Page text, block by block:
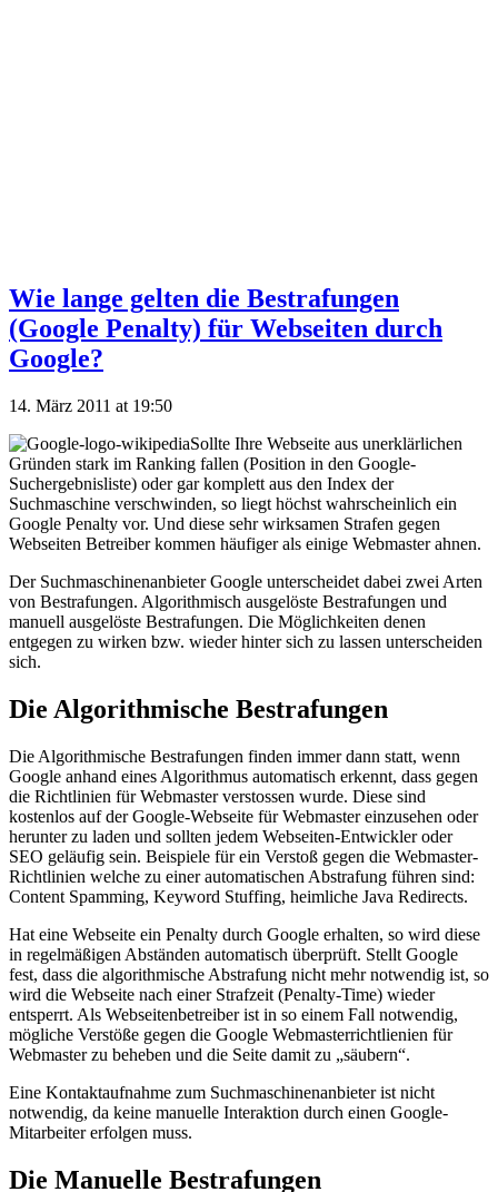
Wie lange gelten die Bestrafungen
(Google Penalty) für Webseiten durch
Google?
14. März 2011 at 19:50
Sollte Ihre Webseite aus unerklärlichen
Gründen stark im Ranking fallen (Position in den Google-
Suchergebnisliste) oder gar komplett aus den Index der
Suchmaschine verschwinden, so liegt höchst wahrscheinlich ein
Google Penalty vor. Und diese sehr wirksamen Strafen gegen
Webseiten Betreiber kommen häufiger als einige Webmaster ahnen.
Der Suchmaschinenanbieter Google unterscheidet dabei zwei Arten
von Bestrafungen. Algorithmisch ausgelöste Bestrafungen und
manuell ausgelöste Bestrafungen. Die Möglichkeiten denen
entgegen zu wirken bzw. wieder hinter sich zu lassen unterscheiden
sich.
Die Algorithmische Bestrafungen
Die Algorithmische Bestrafungen finden immer dann statt, wenn
Google anhand eines Algorithmus automatisch erkennt, dass gegen
die Richtlinien für Webmaster verstossen wurde. Diese sind
kostenlos auf der Google-Webseite für Webmaster einzusehen oder
herunter zu laden und sollten jedem Webseiten-Entwickler oder
SEO geläufig sein. Beispiele für ein Verstoß gegen die Webmaster-
Richtlinien welche zu einer automatischen Abstrafung führen sind:
Content Spamming, Keyword Stuffing, heimliche Java Redirects.
Hat eine Webseite ein Penalty durch Google erhalten, so wird diese
in regelmäßigen Abständen automatisch überprüft. Stellt Google
fest, dass die algorithmische Abstrafung nicht mehr notwendig ist, so
wird die Webseite nach einer Strafzeit (Penalty-Time) wieder
entsperrt. Als Webseitenbetreiber ist in so einem Fall notwendig,
mögliche Verstöße gegen die Google Webmasterrichtlienien für
Webmaster zu beheben und die Seite damit zu „säubern“.
Eine Kontaktaufnahme zum Suchmaschinenanbieter ist nicht
notwendig, da keine manuelle Interaktion durch einen Google-
Mitarbeiter erfolgen muss.
Die Manuelle Bestrafungen